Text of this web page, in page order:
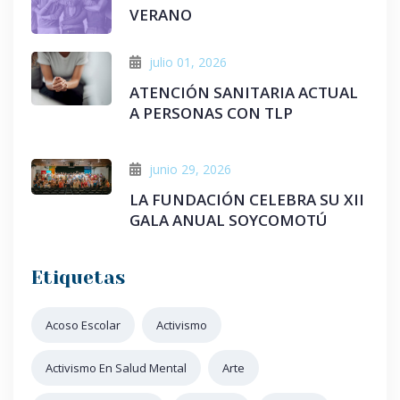
VERANO
julio 01, 2026
ATENCIÓN SANITARIA ACTUAL
A PERSONAS CON TLP
junio 29, 2026
LA FUNDACIÓN CELEBRA SU XII
GALA ANUAL SOYCOMOTÚ
Etiquetas
Acoso Escolar Activismo
Activismo En Salud Mental Arte